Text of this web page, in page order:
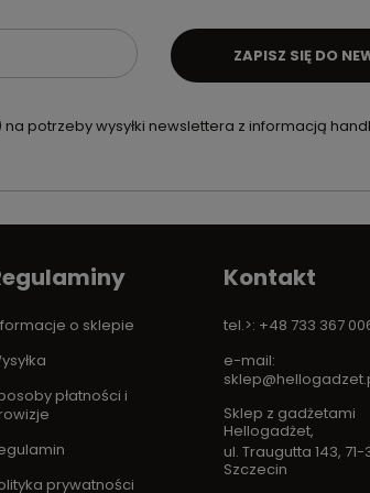
potrzeby wysyłki newslettera z informacją
ZAPISZ SIĘ DO
o sklepie
płatności i
prywatności
Kontakt
tel.>: +48 733 367
e-mail:
Sklep z gadżetami
Hellogadżet,
ul. Traugutta 143, 71-
Szczecin